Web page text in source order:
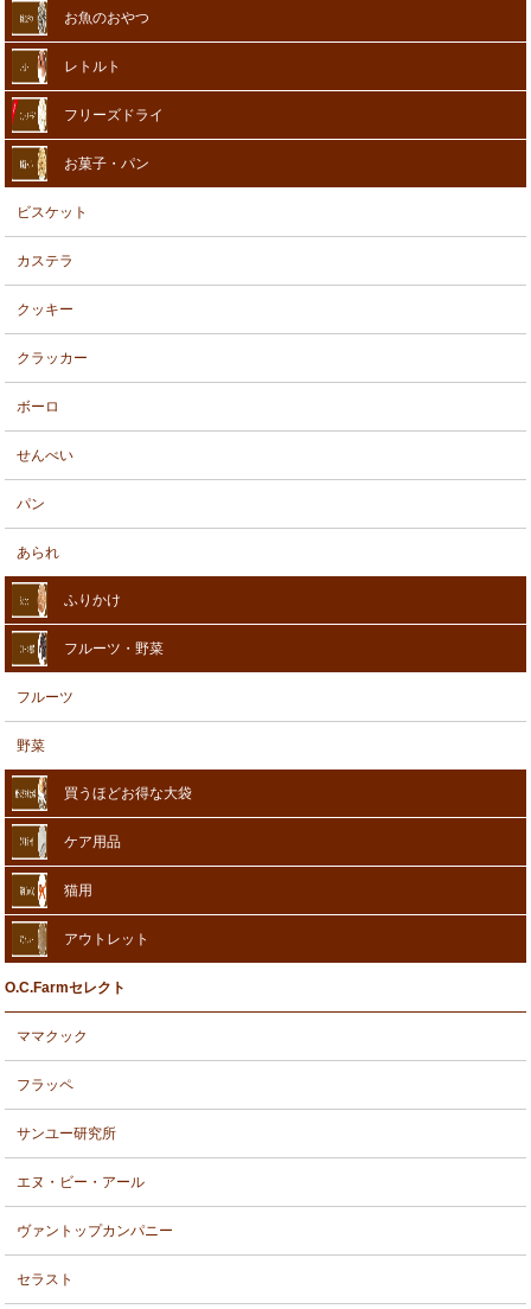
お魚のおやつ
レトルト
フリーズドライ
お菓子・パン
ビスケット
カステラ
クッキー
クラッカー
ボーロ
せんべい
パン
あられ
ふりかけ
フルーツ・野菜
フルーツ
野菜
買うほどお得な大袋
ケア用品
猫用
アウトレット
O.C.Farmセレクト
ママクック
フラッペ
サンユー研究所
エヌ・ビー・アール
ヴァントップカンパニー
セラスト